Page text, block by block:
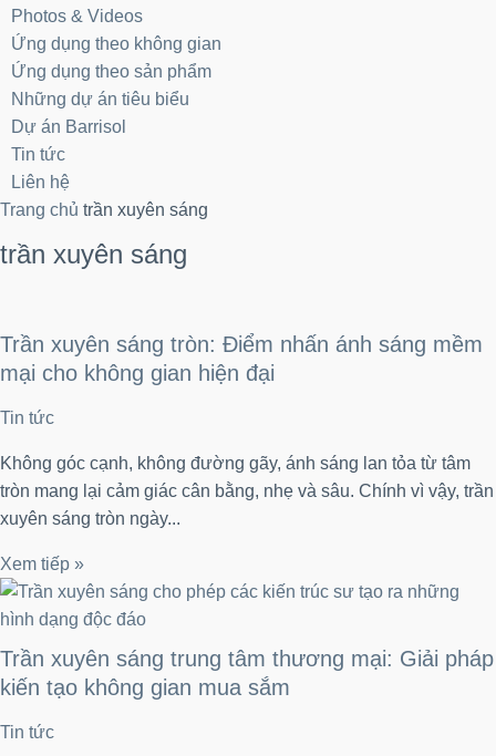
Photos & Videos
Ứng dụng theo không gian
Ứng dụng theo sản phẩm
Những dự án tiêu biểu
Dự án Barrisol
Tin tức
Liên hệ
Trang chủ trần xuyên sáng
trần xuyên sáng
Trần xuyên sáng tròn: Điểm nhấn ánh sáng mềm
mại cho không gian hiện đại
Tin tức
Không góc cạnh, không đường gãy, ánh sáng lan tỏa từ tâm
tròn mang lại cảm giác cân bằng, nhẹ và sâu. Chính vì vậy, trần
xuyên sáng tròn ngày...
Xem tiếp »
Trần xuyên sáng trung tâm thương mại: Giải pháp
kiến tạo không gian mua sắm
Tin tức